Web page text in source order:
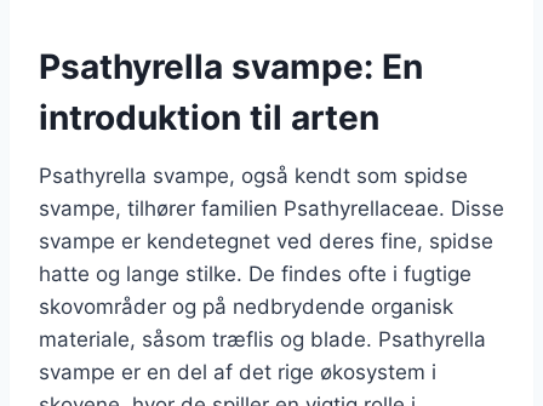
Psathyrella svampe: En
introduktion til arten
Psathyrella svampe, også kendt som spidse
svampe, tilhører familien Psathyrellaceae. Disse
svampe er kendetegnet ved deres fine, spidse
hatte og lange stilke. De findes ofte i fugtige
skovområder og på nedbrydende organisk
materiale, såsom træflis og blade. Psathyrella
svampe er en del af det rige økosystem i